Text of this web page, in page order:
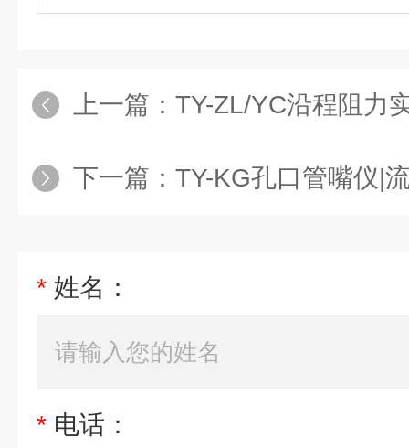
上一篇： TY-ZL/YC沿程阻力实验
下一篇： TY-KG孔口管嘴仪|
* 姓名：
* 电话：